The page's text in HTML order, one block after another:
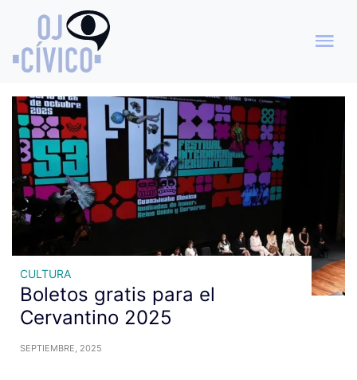
Archivo de etiquetas:
eventos gratis
CULTURA
Boletos gratis para el
Cervantino 2025
SEPTIEMBRE, 2025